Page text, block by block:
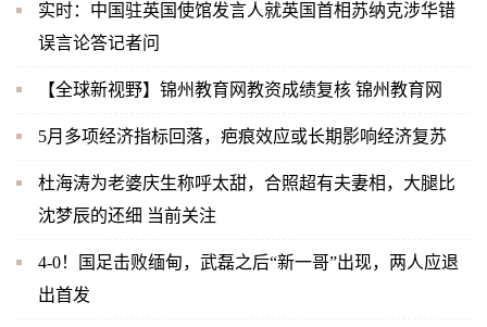
实时：中国驻英国使馆发言人就英国首相苏纳克涉华错
误言论答记者问
【全球新视野】锦州教育网教资成绩复核 锦州教育网
5月多项经济指标回落，疤痕效应或长期影响经济复苏
杜海涛为老婆庆生称呼太甜，合照超有夫妻相，大腿比
沈梦辰的还细 当前关注
4-0！国足击败缅甸，武磊之后“新一哥”出现，两人应退
出首发